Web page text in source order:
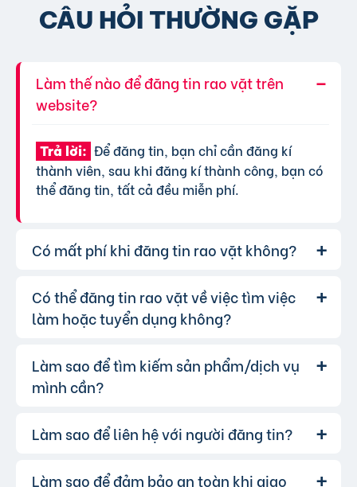
CÂU HỎI THƯỜNG GẶP
Làm thế nào để đăng tin rao vặt trên
website?
Trả lời: Để đăng tin, bạn chỉ cần đăng kí
thành viên, sau khi đăng kí thành công, bạn có
thể đăng tin, tất cả đều miễn phí.
Có mất phí khi đăng tin rao vặt không?
Trả lời: Chúng tôi cung cấp gói đăng tin miễn
phí cơ bản cho tất cả người dùng. Tuy nhiên, để
thị, bạn có thể lựa chọn các gói dịch vụ nâng
cấp với chi phí hợp lý, xem thêmphí dịch vụ tin
VIP.
Có thể đăng tin rao vặt về việc tìm việc
làm hoặc tuyển dụng không?
Trả lời: Hoàn toàn có thể. Website của chúng
tôi hỗ trợ đăng tin tuyển dụng và tìm việc làm.
đủ thông tin.
Làm sao để tìm kiếm sản phẩm/dịch vụ
mình cần?
Trả lời: Bạn có thể sử dụng công cụ tìm kiếm
phẩm/dịch vụ bạn muốn tìm. Để lọc kết quả
Làm sao để liên hệ với người đăng tin?
Trả lời: Khi bạn tìm thấy tin rao vặt phù hợp,
Làm sao để đảm bảo an toàn khi giao